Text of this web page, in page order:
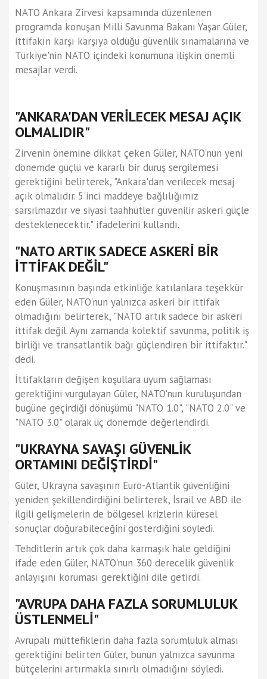
NATO Ankara Zirvesi kapsamında düzenlenen
programda konuşan Milli Savunma Bakanı Yaşar Güler,
ittifakın karşı karşıya olduğu güvenlik sınamalarına ve
Türkiye'nin NATO içindeki konumuna ilişkin önemli
mesajlar verdi.
"ANKARA'DAN VERİLECEK MESAJ AÇIK
OLMALIDIR"
Zirvenin önemine dikkat çeken Güler, NATO'nun yeni
dönemde güçlü ve kararlı bir duruş sergilemesi
gerektiğini belirterek, "Ankara'dan verilecek mesaj
açık olmalıdır. 5'inci maddeye bağlılığımız
sarsılmazdır ve siyasi taahhütler güvenilir askeri güçle
desteklenecektir." ifadelerini kullandı.
"NATO ARTIK SADECE ASKERİ BİR
İTTİFAK DEĞİL"
Konuşmasının başında etkinliğe katılanlara teşekkür
eden Güler, NATO'nun yalnızca askeri bir ittifak
olmadığını belirterek, "NATO artık sadece bir askeri
ittifak değil. Aynı zamanda kolektif savunma, politik iş
birliği ve transatlantik bağı güçlendiren bir ittifaktır."
dedi.
İttifakların değişen koşullara uyum sağlaması
gerektiğini vurgulayan Güler, NATO'nun kuruluşundan
bugüne geçirdiği dönüşümü "NATO 1.0", "NATO 2.0" ve
"NATO 3.0" olarak üç dönemde değerlendirdi.
"UKRAYNA SAVAŞI GÜVENLİK
ORTAMINI DEĞİŞTİRDİ"
Güler, Ukrayna savaşının Euro-Atlantik güvenliğini
yeniden şekillendirdiğini belirterek, İsrail ve ABD ile
ilgili gelişmelerin de bölgesel krizlerin küresel
sonuçlar doğurabileceğini gösterdiğini söyledi.
Tehditlerin artık çok daha karmaşık hale geldiğini
ifade eden Güler, NATO'nun 360 derecelik güvenlik
anlayışını koruması gerektiğini dile getirdi.
"AVRUPA DAHA FAZLA SORUMLULUK
ÜSTLENMELİ"
Avrupalı müttefiklerin daha fazla sorumluluk alması
gerektiğini belirten Güler, bunun yalnızca savunma
bütçelerini artırmakla sınırlı olmadığını söyledi.